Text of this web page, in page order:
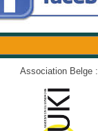
Association Belge :